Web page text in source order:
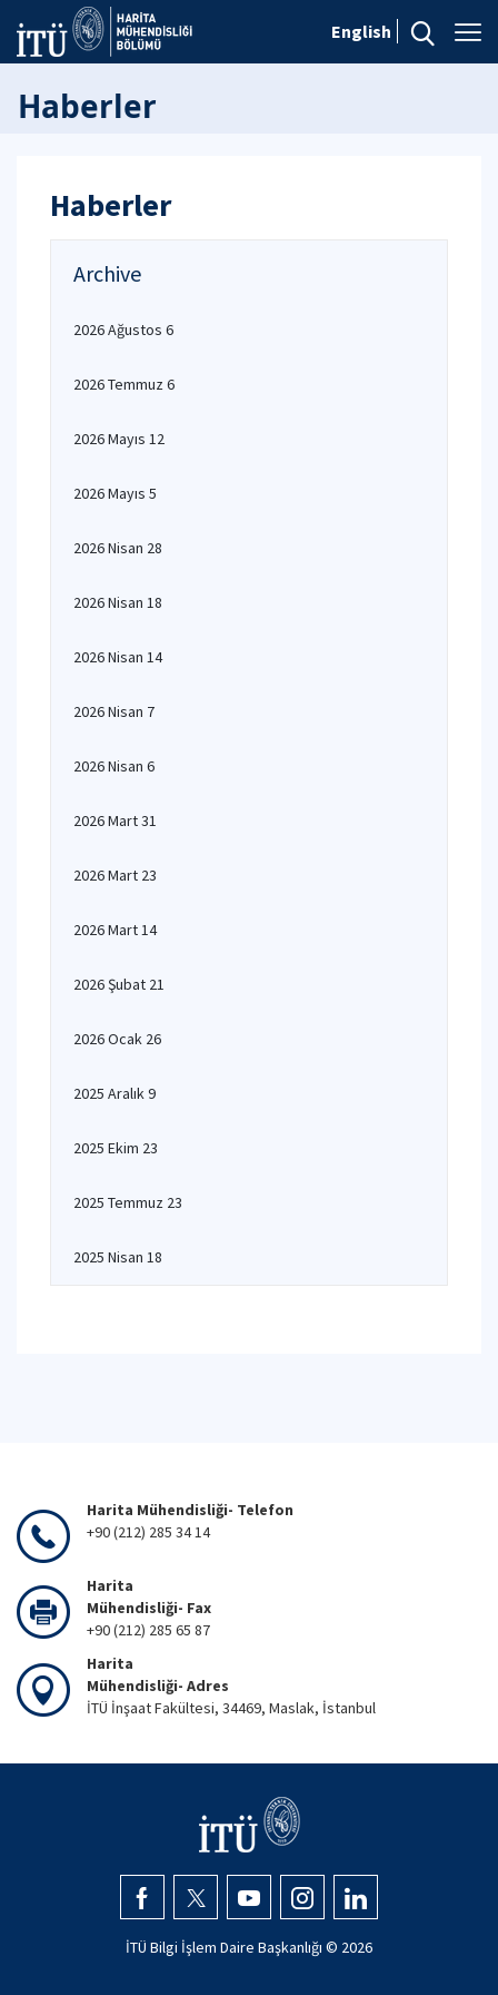
English
Haberler
Haberler
Archive
2026 Ağustos 6
2026 Temmuz 6
2026 Mayıs 12
2026 Mayıs 5
2026 Nisan 28
2026 Nisan 18
2026 Nisan 14
2026 Nisan 7
2026 Nisan 6
2026 Mart 31
2026 Mart 23
2026 Mart 14
2026 Şubat 21
2026 Ocak 26
2025 Aralık 9
2025 Ekim 23
2025 Temmuz 23
2025 Nisan 18
Harita Mühendisliği- Telefon
+90 (212) 285 34 14
Harita
Mühendisliği- Fax
+90 (212) 285 65 87
Harita
Mühendisliği- Adres
İTÜ İnşaat Fakültesi, 34469, Maslak, İstanbul
İTÜ Bilgi İşlem Daire Başkanlığı © 2026